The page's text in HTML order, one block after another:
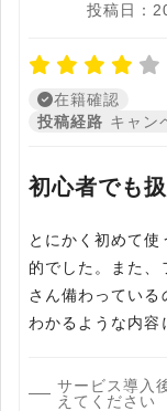
投稿日：
在籍確認
投稿経路 キャン
初心者でも
とにかく初めて
的でした。また、
さん備わっている
わかるような内容
サービス導入
えてください